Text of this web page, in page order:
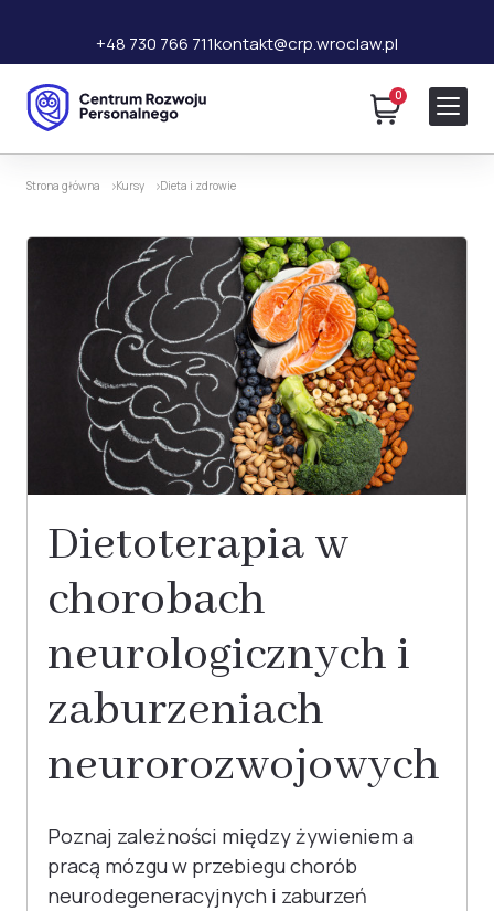
+48 730 766 711kontakt@crp.wroclaw.pl
0
109 zł 230 zł Dodaj do koszyka
Strona główna Kursy Dieta i zdrowie
Dietoterapia w
chorobach
neurologicznych i
zaburzeniach
neurorozwojowych
Poznaj zależności między żywieniem a
pracą mózgu w przebiegu chorób
neurodegeneracyjnych i zaburzeń